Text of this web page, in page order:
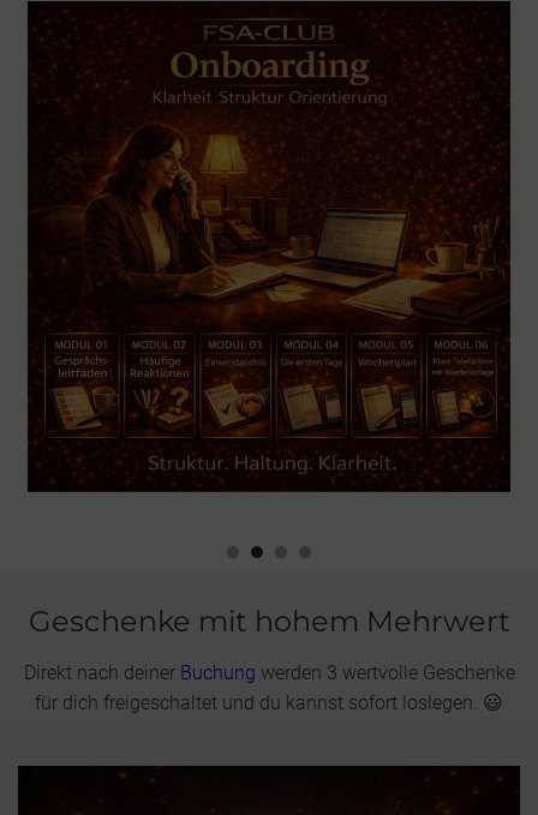
Geschenke mit hohem Mehrwert
Direkt nach deiner Buchung werden 3 wertvolle Geschenke
für dich freigeschaltet und du kannst sofort loslegen. 😃